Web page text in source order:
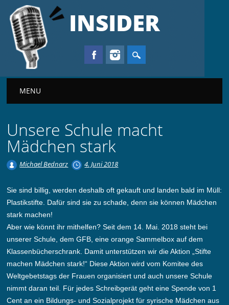
INSIDER
Main menu
MENU
Unsere Schule macht
Mädchen stark
Michael Bednarz 4. Juni 2018
Sie sind billig, werden deshalb oft gekauft und landen bald im Müll:
Plastikstifte. Dafür sind sie zu schade, denn sie können Mädchen
stark machen!
Aber wie könnt ihr mithelfen? Seit dem 14. Mai. 2018 steht bei
unserer Schule, dem GFB, eine orange Sammelbox auf dem
Klassenbücherschrank. Damit unterstützen wir die Aktion „Stifte
machen Mädchen stark!“ Diese Aktion wird vom Komitee des
Weltgebetstags der Frauen organisiert und auch unsere Schule
nimmt daran teil. Für jedes Schreibgerät geht eine Spende von 1
Cent an ein Bildungs- und Sozialprojekt für syrische Mädchen aus